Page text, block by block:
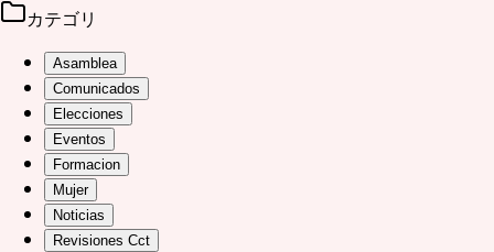
カテゴリ
Asamblea
Comunicados
Elecciones
Eventos
Formacion
Mujer
Noticias
Revisiones Cct